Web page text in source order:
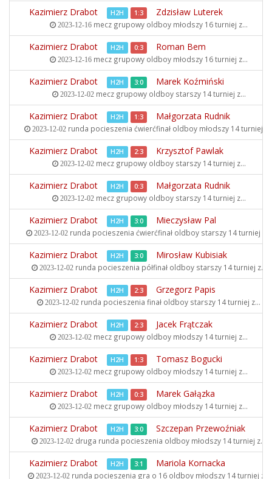
Kazimierz Drabot H2H 1:3 Zdzisław Luterek
2023-12-16 mecz grupowy oldboy młodszy 16 turniej z...
Kazimierz Drabot H2H 0:3 Roman Bem
2023-12-16 mecz grupowy oldboy młodszy 16 turniej z...
Kazimierz Drabot H2H 3:0 Marek Koźmiński
2023-12-02mecz grupowy oldboy starszy 14 turniej z...
Kazimierz Drabot H2H 1:3 Małgorzata Rudnik
2023-12-02runda pocieszenia ćwierćfinał oldboy młodszy 14 turniej
Kazimierz Drabot H2H 2:3 Krzysztof Pawlak
2023-12-02mecz grupowy oldboy starszy 14 turniej z...
Kazimierz Drabot H2H 0:3 Małgorzata Rudnik
2023-12-02mecz grupowy oldboy starszy 14 turniej z...
Kazimierz Drabot H2H 3:0 Mieczysław Pal
2023-12-02 runda pocieszenia ćwierćfinał oldboy starszy 14 turniej z...
Kazimierz Drabot H2H 3:0 Mirosław Kubisiak
2023-12-02runda pocieszenia półfinał oldboy starszy 14 turniej z...
Kazimierz Drabot H2H 2:3 Grzegorz Papis
2023-12-02 runda pocieszenia finał oldboy starszy 14 turniej z...
Kazimierz Drabot H2H 2:3 Jacek Frątczak
2023-12-02 mecz grupowy oldboy młodszy 14 turniej z...
Kazimierz Drabot H2H 1:3 Tomasz Bogucki
2023-12-02 mecz grupowy oldboy młodszy 14 turniej z...
Kazimierz Drabot H2H 0:3 Marek Gałązka
2023-12-02 mecz grupowy oldboy młodszy 14 turniej z...
Kazimierz Drabot H2H 3:0 Szczepan Przewoźniak
2023-12-02 druga runda pocieszenia oldboy młodszy 14 turniej z...
Kazimierz Drabot H2H 3:1 Mariola Kornacka
2023-12-02runda pocieszenia gra o 16 oldboy młodszy 14 turniej z...